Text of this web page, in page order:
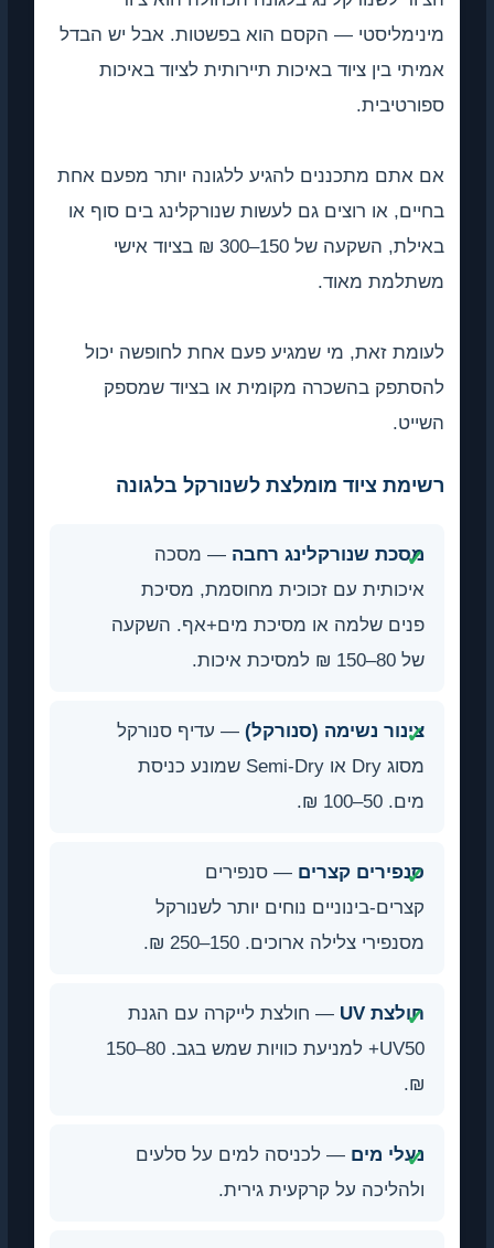
מינימליסטי — הקסם הוא בפשטות. אבל יש הבדל
אמיתי בין ציוד באיכות תיירותית לציוד באיכות
ספורטיבית.
אם אתם מתכננים להגיע ללגונה יותר מפעם אחת
בחיים, או רוצים גם לעשות שנורקלינג בים סוף או
באילת, השקעה של 150–300 ₪ בציוד אישי
משתלמת מאוד.
לעומת זאת, מי שמגיע פעם אחת לחופשה יכול
להסתפק בהשכרה מקומית או בציוד שמספק
השייט.
רשימת ציוד מומלצת לשנורקל בלגונה
מסכת שנורקלינג רחבה — מסכה
איכותית עם זכוכית מחוסמת, מסיכת
פנים שלמה או מסיכת מים+אף. השקעה
של 80–150 ₪ למסיכת איכות.
צינור נשימה (סנורקל)— עדיף סנורקל
מסוג Dry או Semi-Dry שמונע כניסת
מים. 50–100 ₪.
סנפירים קצרים — סנפירים
קצרים-בינוניים נוחים יותר לשנורקל
מסנפירי צלילה ארוכים. 150–250 ₪.
חולצת UV
— חולצת לייקרה עם הגנת
UV50+ למניעת כוויות שמש בגב. 80–150
₪.
נעלי מים — לכניסה למים על סלעים
ולהליכה על קרקעית גירית.